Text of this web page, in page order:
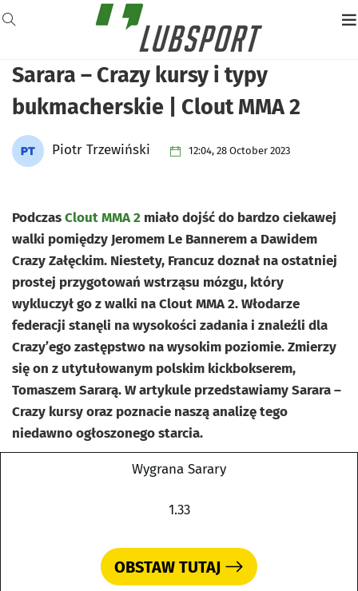
Sarara – Crazy kursy i typy
bukmacherskie | Clout MMA 2
Piotr Trzewiński 12:04, 28 October 2023
PodczasClout MMA 2 miało dojść do bardzo ciekawej
walki pomiędzy Jeromem Le Bannerem a Dawidem
Crazy Załęckim. Niestety, Francuz doznał na ostatniej
prostej przygotowań wstrząsu mózgu, który
wykluczył go z walki na Clout MMA 2. Włodarze
federacji stanęli na wysokości zadania i znaleźli dla
Crazy’ego zastępstwo na wysokim poziomie. Zmierzy
się on z utytułowanym polskim kickbokserem,
Tomaszem Sararą. W artykule przedstawiamy Sarara –
Crazy kursy oraz poznacie naszą analizę tego
niedawno ogłoszonego starcia.
Wygrana Sarary
1.33
OBSTAW TUTAJ